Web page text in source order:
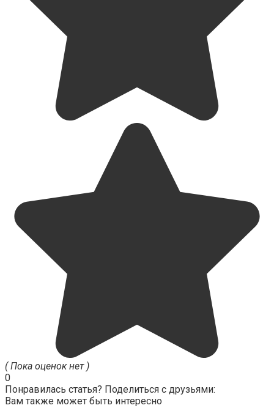
( Пока оценок нет )
0
Понравилась статья? Поделиться с друзьями:
Вам также может быть интересно